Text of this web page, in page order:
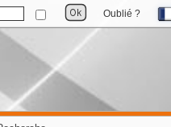
Oublié ?